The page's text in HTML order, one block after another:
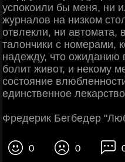
успокоили бы меня, ни
журналов на низком
отвлекли, ни
талончики с номерами,
надежду, что ожиданию
болит живот, и некому
состояние
единственное
Фредерик Бегбедер
0 0